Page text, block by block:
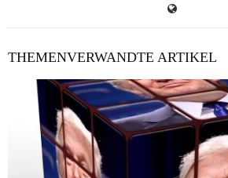
THEMENVERWANDTE ARTIKEL